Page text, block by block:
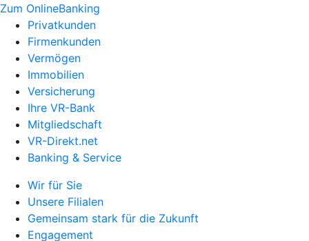
Zum OnlineBanking
Privatkunden
Firmenkunden
Vermögen
Immobilien
Versicherung
Ihre VR-Bank
Mitgliedschaft
VR-Direkt.net
Banking & Service
Wir für Sie
Unsere Filialen
Gemeinsam stark für die Zukunft
Engagement